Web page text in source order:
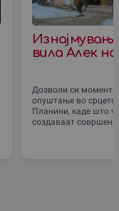
вила Алек
Дозволи си моменти
опуштање во срцето
Планини, каде што
создаваат